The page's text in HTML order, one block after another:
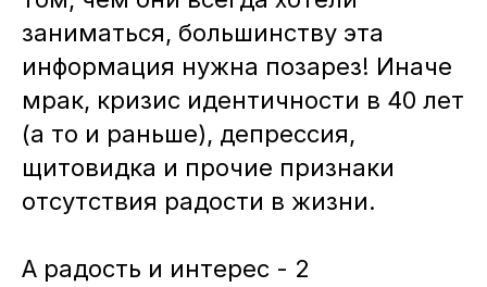
заниматься, большинству эта
информация нужна позарез! Иначе
мрак, кризис идентичности в 40 лет
(а то и раньше), депрессия,
щитовидка и прочие признаки
отсутствия радости в жизни.
А радость и интерес - 2